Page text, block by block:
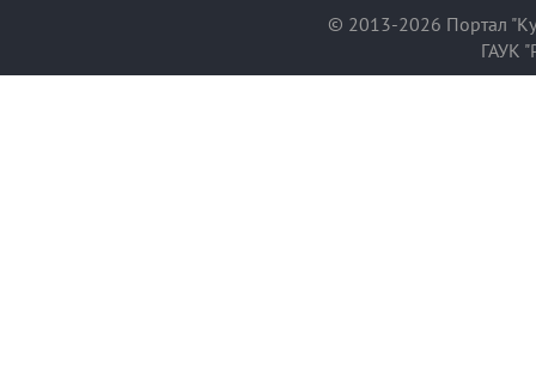
© 2013-2026 Портал
ГАУК